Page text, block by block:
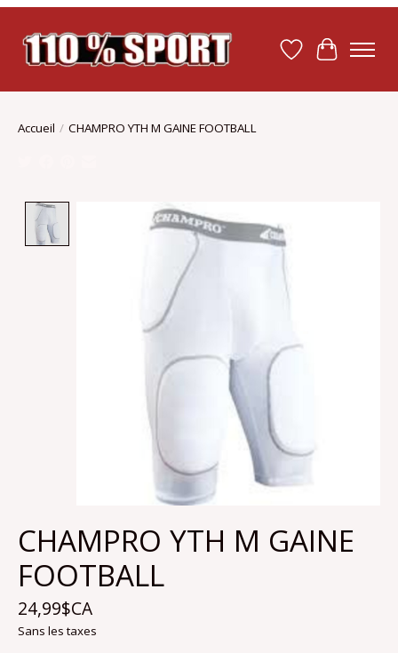
Liste dePanier
Accueil / CHAMPRO YTH M GAINE FOOTBALL
Product image slideshow Items
CHAMPRO YTH M GAINE
FOOTBALL
24,99$CA
Sans les taxes